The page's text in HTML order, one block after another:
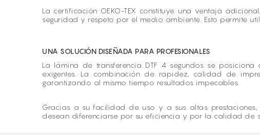
La certificación OEKO-TEX constituye una ventaja
seguridad y respeto por el medio ambiente. Esto permite
UNA SOLUCIÓN DISEÑADA PARA PROFESIONALES
La lámina de transferencia DTF 4 segundos se
exigentes. La combinación de rapidez, calidad de
garantizando al mismo tiempo resultados impecables.
Gracias a su facilidad de uso y a sus altas
desean diferenciarse por su eficiencia y por la calidad de